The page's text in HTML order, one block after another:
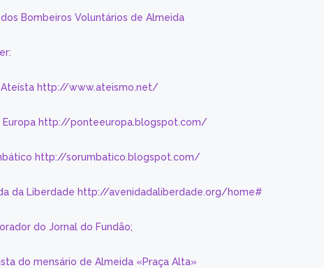
Bombeiros Voluntários de Almeida
Ateísta http://www.ateismo.net/
Europa http://ponteeuropa.blogspot.com/
http://sorumbatico.blogspot.com/
da Liberdade http://avenidadaliberdade.org/home#
do Jornal do Fundão;
do mensário de Almeida «Praça Alta»